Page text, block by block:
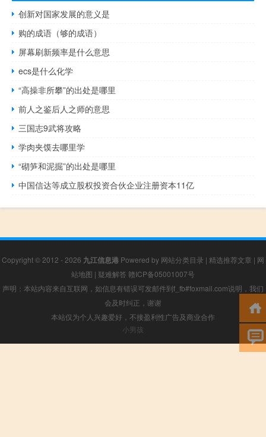
创新对国家发展的意义是
购的成语（够的成语）
屏幕刷新频率是什么意思
ecs是什么化学
“高操非所攀”的出处是哪里
前人之鉴后人之师的意思
三国志9武将攻略
学肉夹馍去哪里学
“砌笋和泥掘”的出处是哪里
中国信达等成立股权投资合伙企业注册资本11亿
Copyright © 2012 - 2026 九江信息港 Powered by 网站分类目录 | 精选推荐文章 | 网
站地图 | 疑难解答 赣ICP备05001007号
声明：本站内容来自互联网，如信息有错误可发邮件到f_fb#foxmail.com说明，我们
会及时纠正，谢谢
本站仅为个人兴趣爱好，不接盈利性广告及商业合作
小男孩